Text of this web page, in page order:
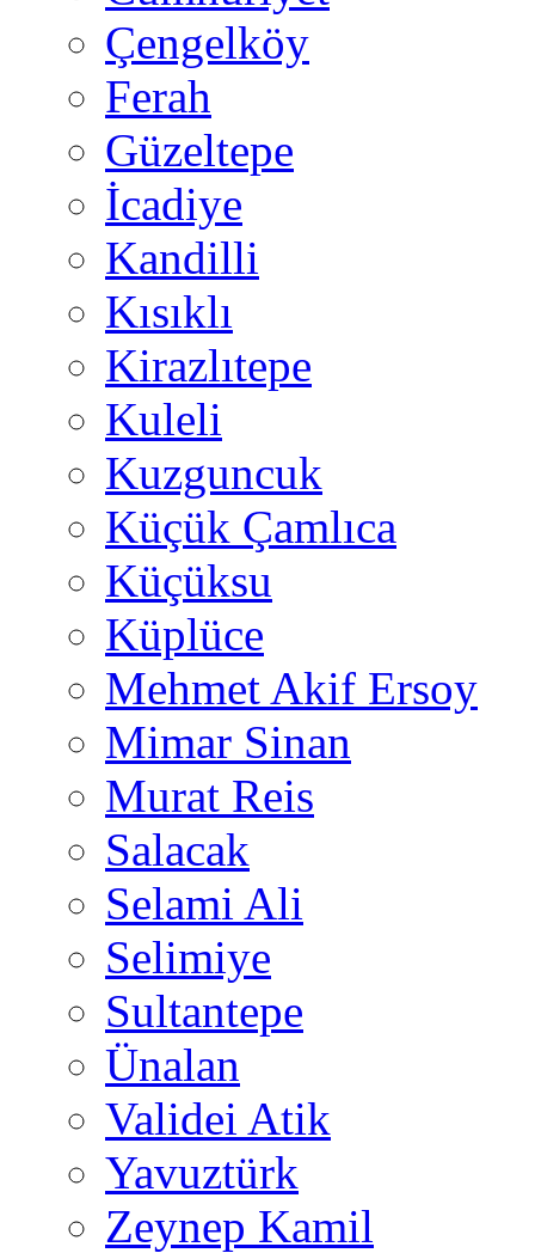
Çengelköy
Ferah
Güzeltepe
İcadiye
Kandilli
Kısıklı
Kirazlıtepe
Kuleli
Kuzguncuk
Küçük Çamlıca
Küçüksu
Küplüce
Mehmet Akif Ersoy
Mimar Sinan
Murat Reis
Salacak
Selami Ali
Selimiye
Sultantepe
Ünalan
Validei Atik
Yavuztürk
Zeynep Kamil